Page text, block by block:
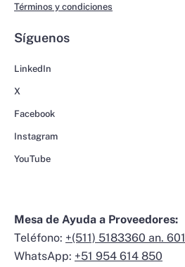
Términos y condiciones
Síguenos
LinkedIn
X
Facebook
Instagram
YouTube
Mesa de Ayuda a Proveedores:
Teléfono: +(511) 5183360 an. 601
WhatsApp: +51 954 614 850